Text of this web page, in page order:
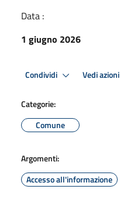
Data :
1 giugno 2026
Condividi Vedi azioni
Categorie:
Comune
Argomenti:
Accesso all'informazione